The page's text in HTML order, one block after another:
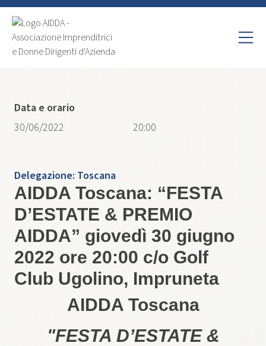
Delegazione: Toscana
AIDDA Toscana: “FESTA
D’ESTATE & PREMIO
AIDDA” giovedì 30 giugno
2022 ore 20:00 c/o Golf
Club Ugolino, Impruneta
AIDDA Toscana
"FESTA D’ESTATE &
Data e orario
30/06/2022
20:00